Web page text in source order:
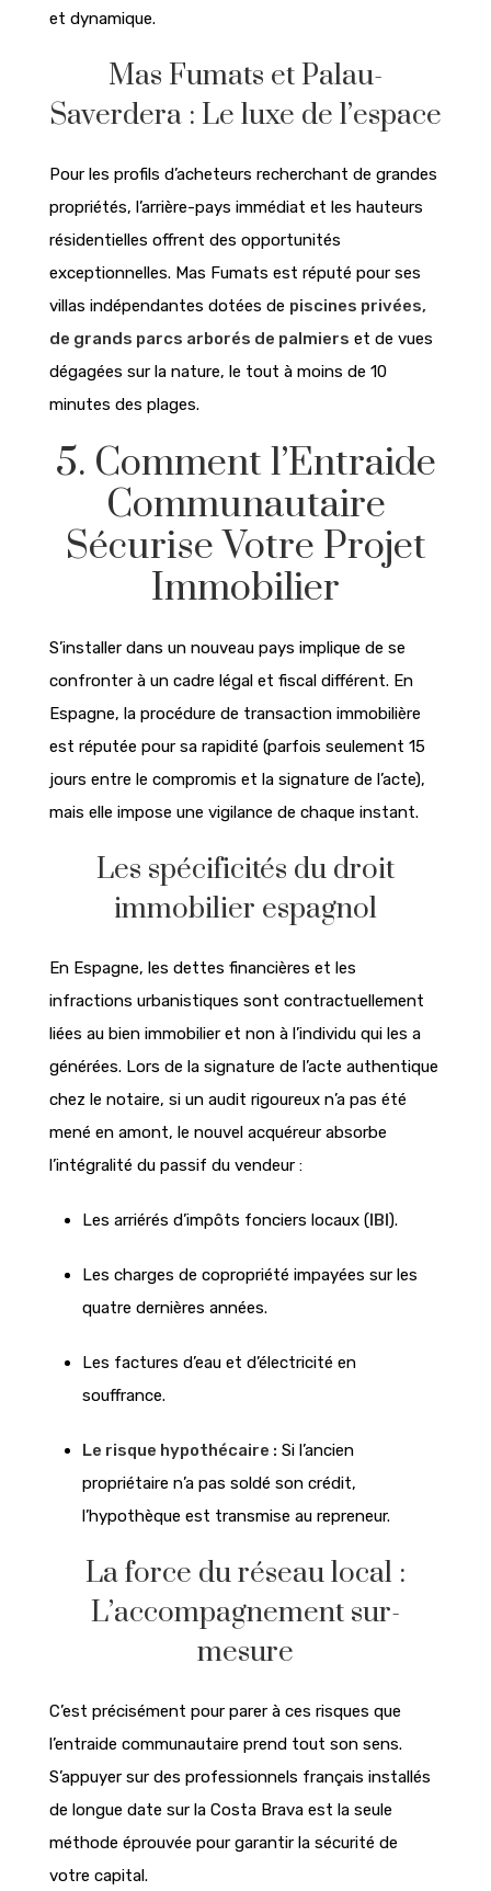
et dynamique.
Mas Fumats et Palau-
Saverdera : Le luxe de l’espace
Pour les profils d’acheteurs recherchant de grandes
propriétés, l’arrière-pays immédiat et les hauteurs
résidentielles offrent des opportunités
exceptionnelles. Mas Fumats est réputé pour ses
villas indépendantes dotées de piscines privées,
de grands parcs arborés de palmiers et de vues
dégagées sur la nature, le tout à moins de 10
minutes des plages.
5. Comment l’Entraide
Communautaire
Sécurise Votre Projet
Immobilier
S’installer dans un nouveau pays implique de se
confronter à un cadre légal et fiscal différent. En
Espagne, la procédure de transaction immobilière
est réputée pour sa rapidité (parfois seulement 15
jours entre le compromis et la signature de l’acte),
mais elle impose une vigilance de chaque instant.
Les spécificités du droit
immobilier espagnol
En Espagne, les dettes financières et les
infractions urbanistiques sont contractuellement
liées au bien immobilier et non à l’individu qui les a
générées. Lors de la signature de l’acte authentique
chez le notaire, si un audit rigoureux n’a pas été
mené en amont, le nouvel acquéreur absorbe
l’intégralité du passif du vendeur :
Les arriérés d’impôts fonciers locaux (IBI).
Les charges de copropriété impayées sur les
quatre dernières années.
Les factures d’eau et d’électricité en
souffrance.
Le risque hypothécaire : Si l’ancien
propriétaire n’a pas soldé son crédit,
l’hypothèque est transmise au repreneur.
La force du réseau local :
L’accompagnement sur-
mesure
C’est précisément pour parer à ces risques que
l’entraide communautaire prend tout son sens.
S’appuyer sur des professionnels français installés
de longue date sur la Costa Brava est la seule
méthode éprouvée pour garantir la sécurité de
votre capital.